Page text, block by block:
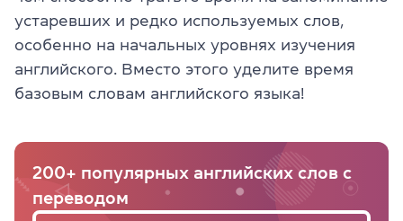
устаревших и редко используемых слов,
особенно на начальных уровнях изучения
английского. Вместо этого уделите время
базовым словам английского языка!
200+ популярных английских слов с
переводом